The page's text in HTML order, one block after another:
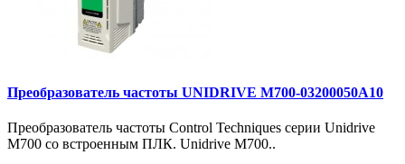
Преобразователь частоты UNIDRIVE M700-03200050А10
Преобразователь частоты Control Techniques серии Unidrive
M700 со встроенным ПЛК. Unidrive M700..